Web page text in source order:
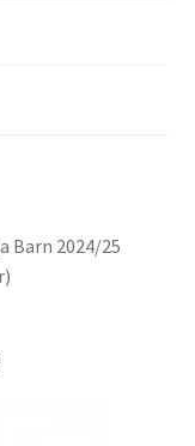
Barn 2024/25